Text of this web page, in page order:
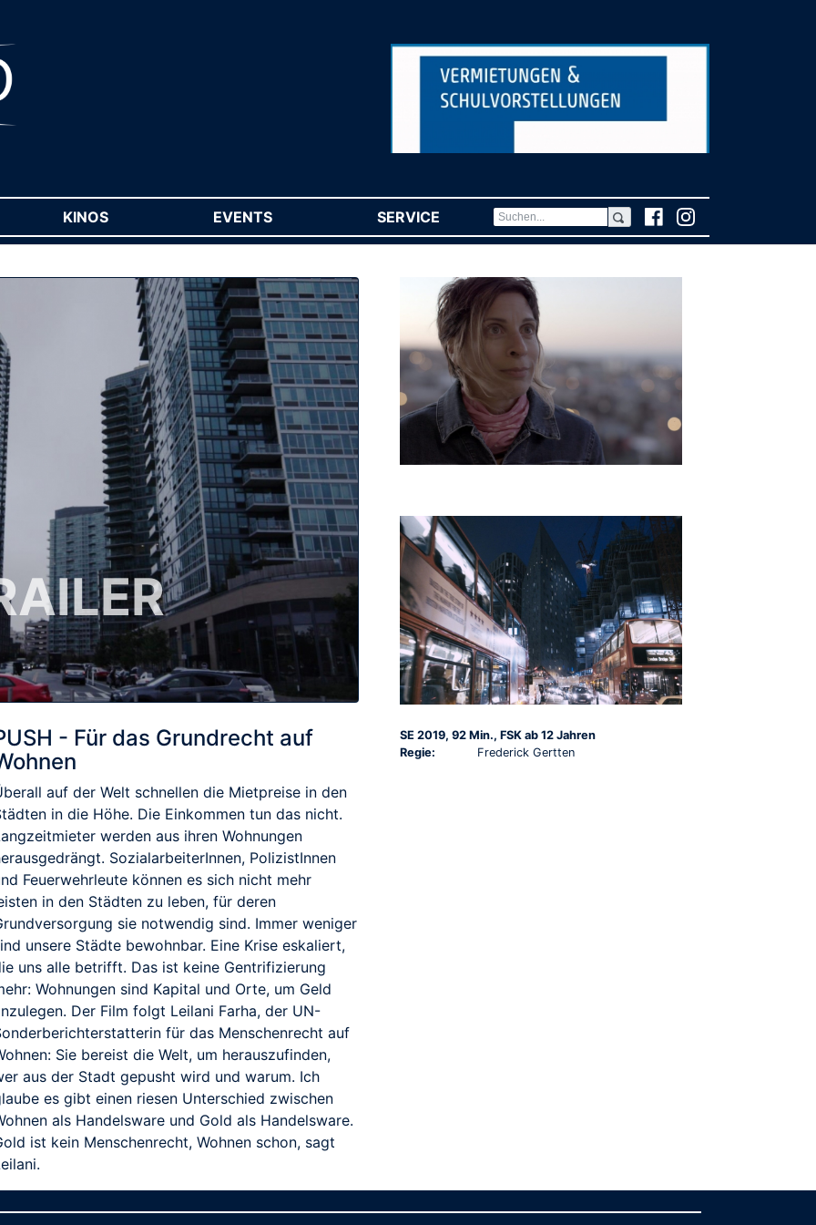
KINOS EVENTS SERVICE (CURRENT)
- Für das Grundrecht auf
auf der Welt schnellen die Mietpreise in den
in die Höhe. Die Einkommen tun das nicht.
werden aus ihren Wohnungen
SozialarbeiterInnen, PolizistInnen
Feuerwehrleute können es sich nicht mehr
in den Städten zu leben, für deren
sie notwendig sind. Immer weniger
unsere Städte bewohnbar. Eine Krise eskaliert,
uns alle betrifft. Das ist keine Gentrifizierung
Wohnungen sind Kapital und Orte, um Geld
Der Film folgt Leilani Farha, der UN-
für das Menschenrecht auf
Sie bereist die Welt, um herauszufinden,
aus der Stadt gepusht wird und warum. Ich
es gibt einen riesen Unterschied zwischen
als Handelsware und Gold als Handelsware.
ist kein Menschenrecht, Wohnen schon, sagt
SE 2019, 92 Min., FSK ab 12 Jahren
Regie:
Frederick Gertten